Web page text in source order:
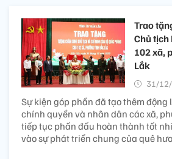
Trao
Chủ tịch
102 xã,
Lắk
31/
Sự kiện góp phần đã tạo thêm động
chính quyền và nhân dân các xã,
tiếp tục phấn đấu hoàn thành tốt
vào sự phát triển chung của quê